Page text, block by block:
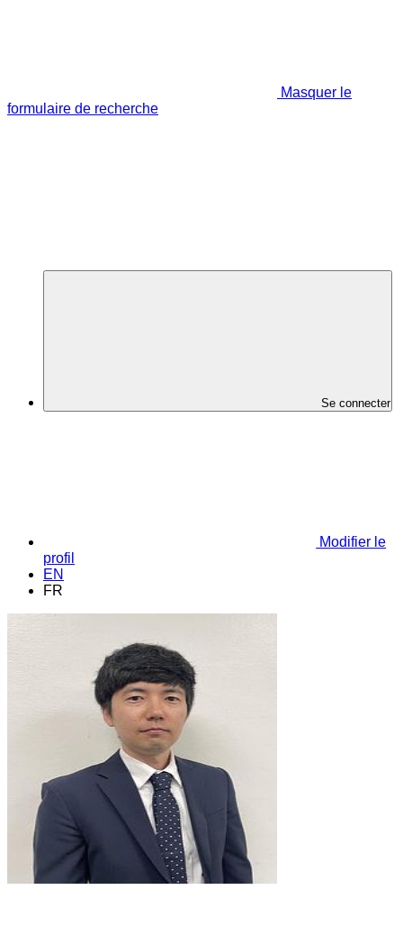
Masquer le
formulaire de recherche
Se connecter
Modifier le
profil
EN
FR